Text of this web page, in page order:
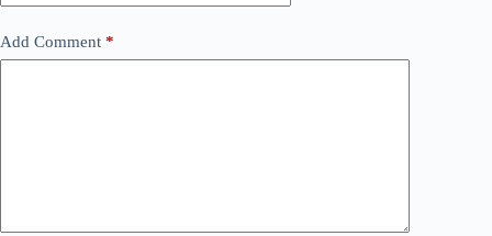
Add Comment *